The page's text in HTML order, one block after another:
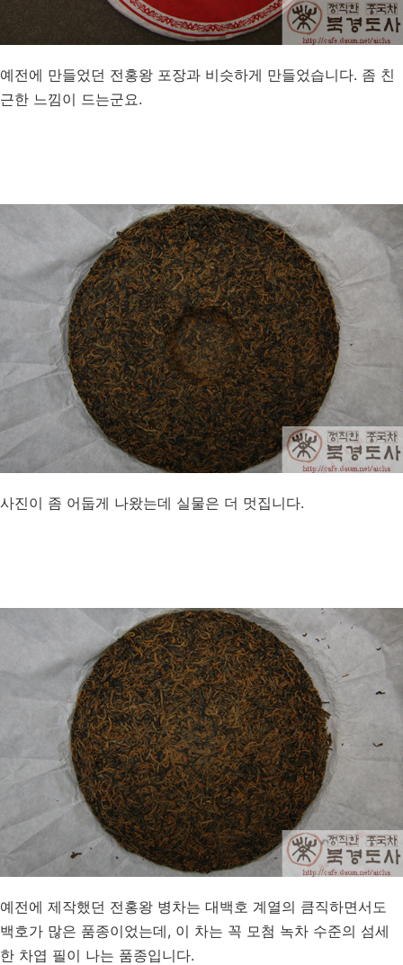
예전에 만들었던 전홍왕 포장과 비슷하게 만들었습니다. 좀 친
근한 느낌이 드는군요.
사진이 좀 어둡게 나왔는데 실물은 더 멋집니다.
예전에 제작했던 전홍왕 병차는 대백호 계열의 큼직하면서도
백호가 많은 품종이었는데, 이 차는 꼭 모첨 녹차 수준의 섬세
한 차엽 필이 나는 품종입니다.